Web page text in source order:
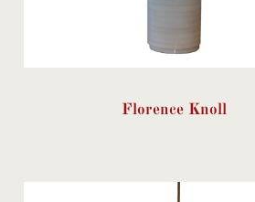
Florence Knoll